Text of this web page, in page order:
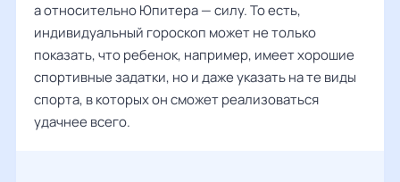
а относительно Юпитера — силу. То есть,
индивидуальный гороскоп может не только
показать, что ребенок, например, имеет хорошие
спортивные задатки, но и даже указать на те виды
спорта, в которых он сможет реализоваться
удачнее всего.